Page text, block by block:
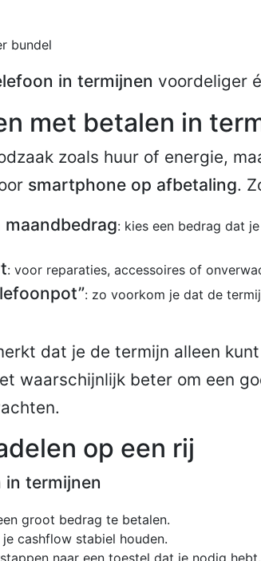
bundel
in termijnen voordeliger
met betalen in
zoals huur of energie,
smartphone op afbetaling.
maandbedrag: kies een bedrag dat
: voor reparaties, accessoires of
: zo voorkom je dat de
dat je de termijn alleen
waarschijnlijk beter om een
op een rij
in termijnen
groot bedrag te betalen.
cashflow stabiel houden.
naar een toestel dat je nodig hebt.